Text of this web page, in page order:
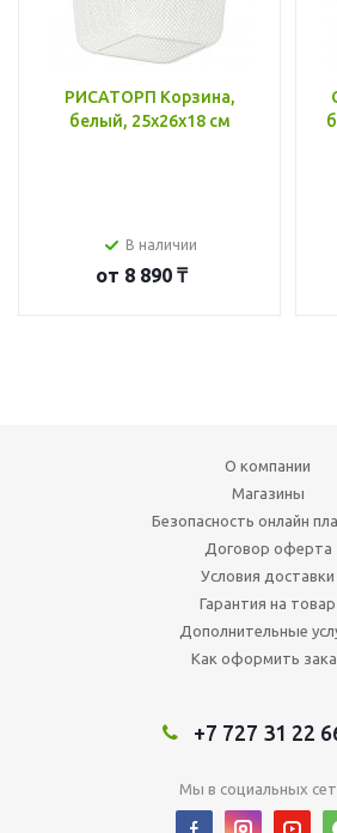
РИСАТОРП Корзина,
белый, 25x26x18 см
В наличии
от 8 890 ₸
О компании
Магазины
Безопасность онлайн
Договор оферта
Условия доставки
Гарантия на товар
Дополнительные
Как оформить
+7 727 31 22
Мы в социальных